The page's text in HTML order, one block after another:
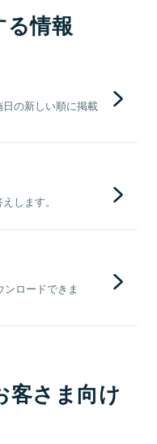
る情報
の新しい順に掲載
します。
ロードできま
客さま向け